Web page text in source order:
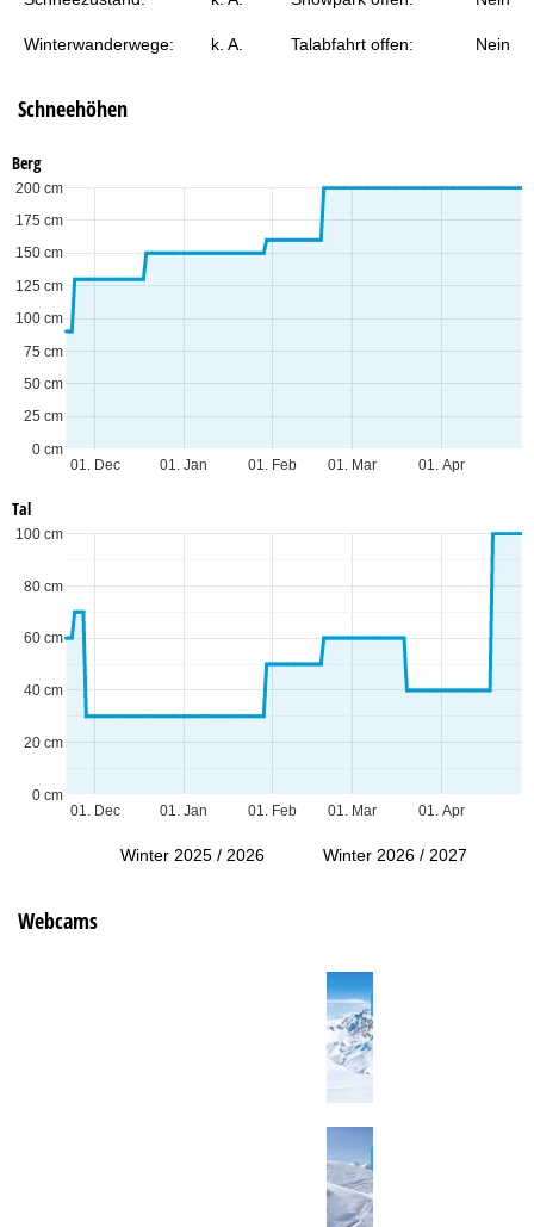
Winterwanderwege: k. A. Talabfahrt offen: Nein
Schneehöhen
Berg
01. Dec 01. Jan 01. Feb 01. Mar 01. Apr
0 cm
25 cm
50 cm
75 cm
100 cm
125 cm
150 cm
175 cm
200 cm
Tal
01. Dec 01. Jan 01. Feb 01. Mar 01. Apr
0 cm
20 cm
40 cm
60 cm
80 cm
100 cm
Winter 2025 / 2026 Winter 2026 / 2027
Webcams